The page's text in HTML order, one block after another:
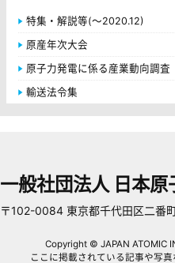
特集・解説等(～2020.12)
原産年次大会
原子力発電に係る産業動向調査
輸送法令集
一般社団法人 日本
〒102-0084 東京都千代田区二番
Copyright © JAPAN ATOMIC
ここに掲載されている記事や写